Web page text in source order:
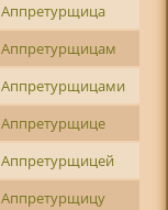
Аппретурщица
Аппретурщицам
Аппретурщицами
Аппретурщице
Аппретурщицей
Аппретурщицу